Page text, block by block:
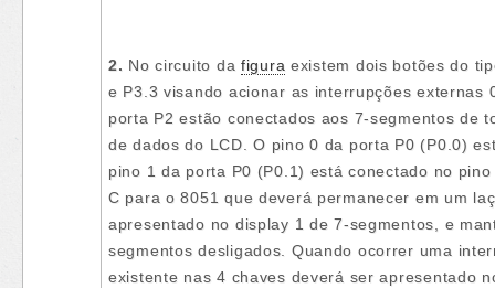
2. No circuito da figura existem dois botões do
e P3.3 visando acionar as interrupções
porta P2 estão conectados aos 7-segmentos de
de dados do LCD. O pino 0 da porta P0 (P0.0)
pino 1 da porta P0 (P0.1) está conectado no
C para o 8051 que deverá permanecer em um
apresentado no display 1 de 7-segmentos, e
segmentos desligados. Quando ocorrer uma
existente nas 4 chaves deverá ser apresentado